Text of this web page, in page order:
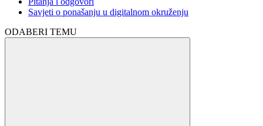
Savjeti o ponašanju u digitalnom okruženju
ODABERI TEMU